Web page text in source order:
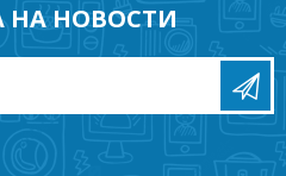
НА НОВОСТИ